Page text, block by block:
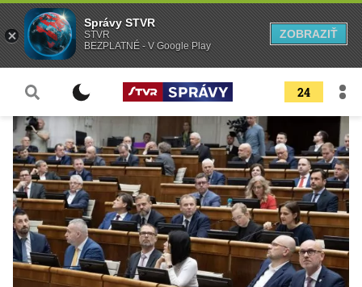
24
Správy STVR
STVR
BEZPLATNÉ - V Google Play
ZOBRAZIŤ